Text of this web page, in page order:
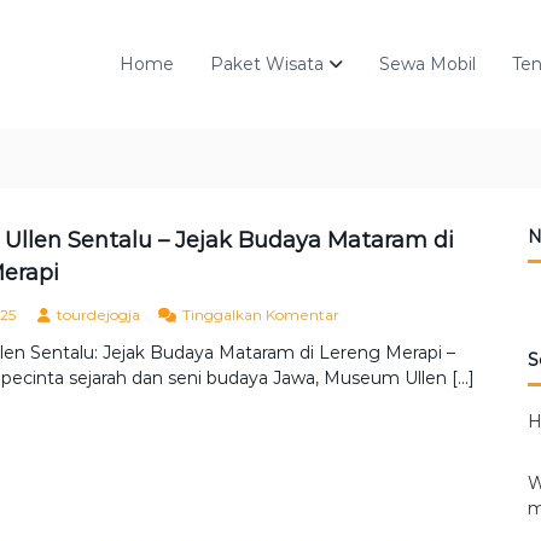
Home Paket Wisata Sewa Mobil
Sentalu – Jejak Budaya Mataram di
tourdejogja Tinggalkan Komentarp
d
a
Sentalu: Jejak Budaya Mataram di Lereng Merapi –
sejarah dan seni budaya Jawa, Museum Ullen […]